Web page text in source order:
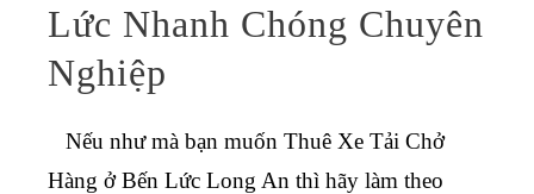
Lức Nhanh Chóng Chuyên
Nghiệp
Nếu như mà bạn muốn Thuê Xe Tải Chở
Hàng ở Bến Lức Long An thì hãy làm theo